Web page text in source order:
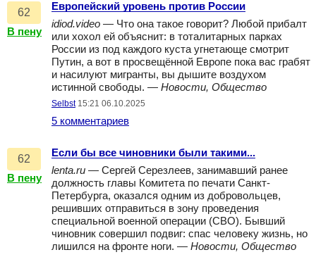
62
В пену
Европейский уровень против России
idiod.video — Что она такое говорит? Любой прибалт
или хохол ей объяснит: в тоталитарных парках
России из под каждого куста угнетающе смотрит
Путин, а вот в просвещённой Европе пока вас грабят
и насилуют мигранты, вы дышите воздухом
истинной свободы. — Новости, Общество
Selbst 15:21 06.10.2025
5 комментариев
62
В пену
Если бы все чиновники были такими...
lenta.ru — Сергей Серезлеев, занимавший ранее
должность главы Комитета по печати Санкт-
Петербурга, оказался одним из добровольцев,
решивших отправиться в зону проведения
специальной военной операции (СВО). Бывший
чиновник совершил подвиг: спас человеку жизнь, но
лишился на фронте ноги. — Новости, Общество